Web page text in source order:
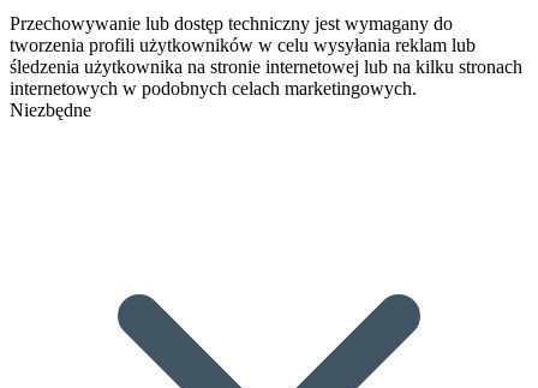
Przechowywanie lub dostęp techniczny jest wymagany do
tworzenia profili użytkowników w celu wysyłania reklam lub
śledzenia użytkownika na stronie internetowej lub na kilku stronach
internetowych w podobnych celach marketingowych.
Niezbędne